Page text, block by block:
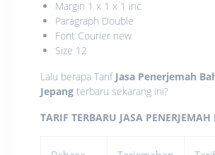
Margin 1 x 1 x 1 inc
Paragraph Double
Font Courier new
Size 12
Lalu berapa Tarif Jasa Penerjemah
Jepang terbaru sekarang ini?
TARIF TERBARU JASA